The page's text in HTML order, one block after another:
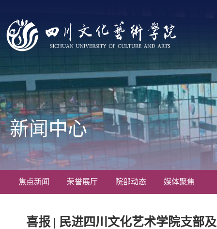
焦点新闻 荣誉展厅 院部动态 媒体聚焦
新闻中心
喜报 | 民进四川文化艺术学院支部